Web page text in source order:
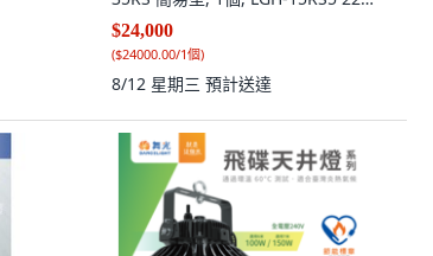
N/A
$24,000
($24000.00/1個)
8/12 星期三 預計送達